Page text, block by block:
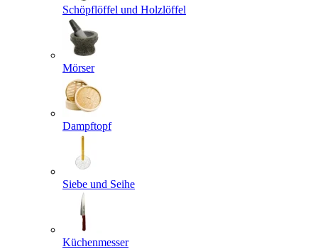
Schöpflöffel und Holzlöffel
Mörser
Dampftopf
Siebe und Seihe
Küchenmesser